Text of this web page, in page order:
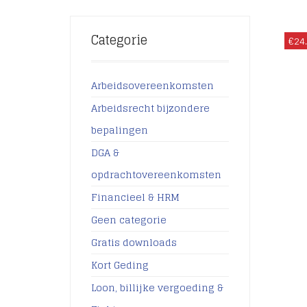
€
Categorie
Arbeidsovereenkomsten
Arbeidsrecht bijzondere
bepalingen
DGA &
opdrachtovereenkomsten
Financieel & HRM
Geen categorie
Gratis downloads
Kort Geding
Loon, billijke vergoeding &